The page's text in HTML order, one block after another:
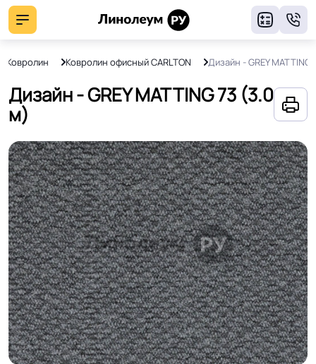
Ковролин Ковролин офисный CARLTON Дизайн - GREY MATTING
Дизайн - GREY MATTING 73 (3.0
м)